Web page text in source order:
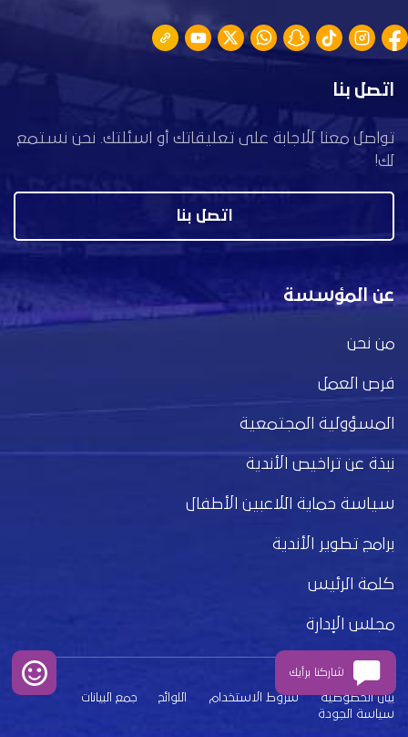
اتصل بنا
تواصل معنا للاجابة على تعليقاتك أو اسئلتك. نحن نستمع
لك!
اتصل بنا
عن المؤسسة
من نحن
فرص العمل
المسؤولية المجتمعية
نبذة عن تراخيص الأندية
سياسة حماية اللاعبين الأطفال
برامج تطوير الأندية
كلمة الرئيس
مجلس الإدارة
بيان الخصوصية شروط الاستخدام اللوائح
جمع البيانات
سياسة الجودة
شاركنا برأيك